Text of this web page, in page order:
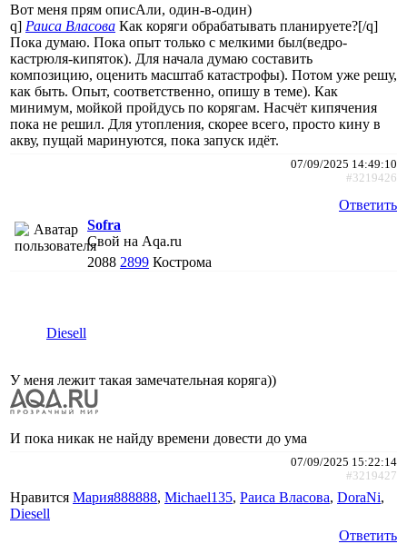
Вот меня прям описАли, один-в-один)
q] Раиса Власова Как коряги обрабатывать планируете?[/q]
Пока думаю. Пока опыт только с мелкими был(ведро-
кастрюля-кипяток). Для начала думаю составить
композицию, оценить масштаб катастрофы). Потом уже решу,
как быть. Опыт, соответственно, опишу в теме). Как
минимум, мойкой пройдусь по корягам. Насчёт кипячения
пока не решил. Для утопления, скорее всего, просто кину в
акву, пущай маринуются, пока запуск идёт.
07/09/2025 14:49:10
#3219426
Ответить
Sofra
Свой на Aqa.ru
2088 2899 Кострома
Diesell
У меня лежит такая замечательная коряга))
И пока никак не найду времени довести до ума
07/09/2025 15:22:14
#3219427
Нравится Мария888888, Michael135, Раиса Власова, DoraNi,
Diesell
Ответить